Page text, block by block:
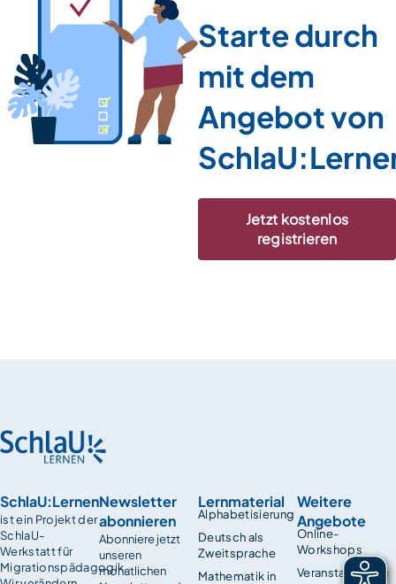
Starte durch
mit dem
Angebot von
Jetzt kostenlos
registrieren
SchlaU:Lernen
ist ein Projekt der
SchlaU-
Werkstatt für
Migrationspädagogik.
Lernmaterial
Alphabetisierung
Deutsch als
Zweitsprache
Mathematik in
Weitere
Angebote
Online-
Workshops
Veranstaltungen
Newsletter
abonnieren
Abonniere jetzt
unseren
monatlichen